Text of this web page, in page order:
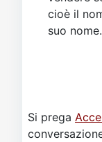
cioè il
suo nome.
Si prega